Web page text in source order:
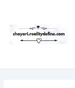
content